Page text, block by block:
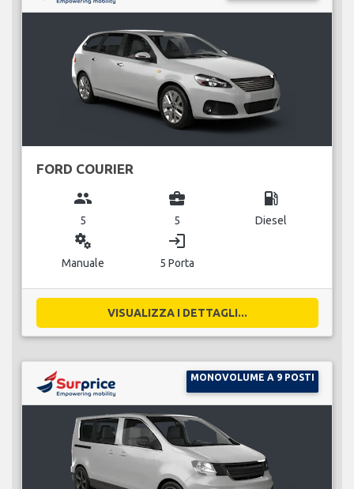
FORD COURIER
group
5
business_center
5
local_gas_station
Diesel
miscellaneous_services
Manuale
login
5 Porta
VISUALIZZA I DETTAGLI...
MONOVOLUME A 9 POSTI